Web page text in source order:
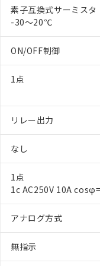
素子互換式サーミスタ
-30～20℃
ON/OFF制御
1点
リレー出力
なし
1点
1c AC250V 10A
アナログ方式
無指示
ご利用条件
以下の条件をお読
※1 対応状況
調査・確認中：
非該当品：ライセ
仕入先様の事情に
があります。
※1 中国
「×」：最大均質
「－」：未確認で